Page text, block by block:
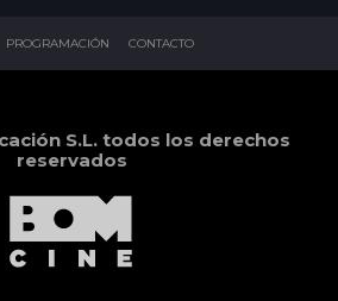
PROGRAMACIÓN CONTACTO
S.L. todos los derechos
reservados